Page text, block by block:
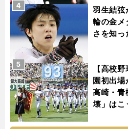
羽生結弦
輪の金メ
さを知っ
4
【高校
園初出場
高崎・青
壊」はこ
5